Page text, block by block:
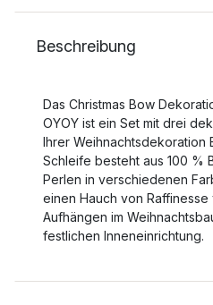
Beschreibung
Das Christmas Bow
OYOY ist ein Set mit drei
Ihrer Weihnachtsdekoration
Schleife besteht aus 100 %
Perlen in verschiedenen
einen Hauch von
Aufhängen im
festlichen Inneneinrichtung.